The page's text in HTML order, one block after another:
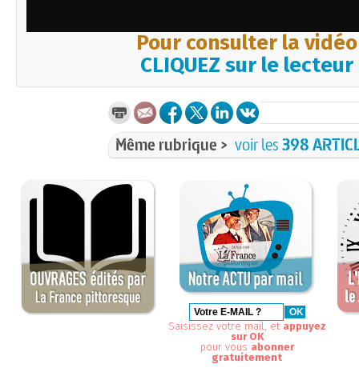
Pour consulter la vidéo
CLIQUEZ sur le lecteur
Même rubrique > voir les398
Saisissez votre mail, et appuyez
sur OK
pour vous abonner
gratuitement